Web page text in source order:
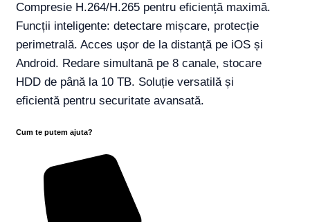
Compresie H.264/H.265 pentru eficiență maximă.
Funcții inteligente: detectare mișcare, protecție
perimetrală. Acces ușor de la distanță pe iOS și
Android. Redare simultană pe 8 canale, stocare
HDD de până la 10 TB. Soluție versatilă și
eficientă pentru securitate avansată.
Cum te putem ajuta?